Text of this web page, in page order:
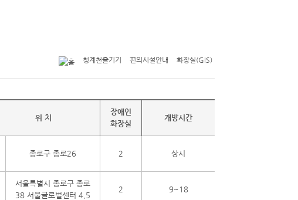
청계천즐기기 편의시설안내 화장실(GIS)
위 치
장애인
화장실
개방시간
종로구 종로26 2 상시
서울특별시 종로구 종로
38 서울글로벌센터 4,5
2 9~18